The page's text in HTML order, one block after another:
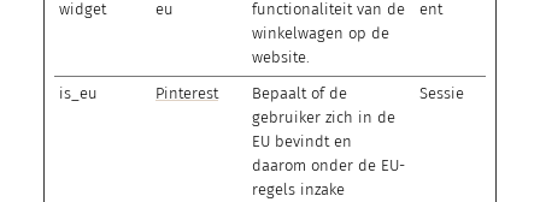
widget
eu
functionaliteit van de
winkelwagen op de
website.
ent
is_eu Pinterest
Bepaalt of de
gebruiker zich in de
EU bevindt en
daarom onder de EU-
regels inzake
Sessie